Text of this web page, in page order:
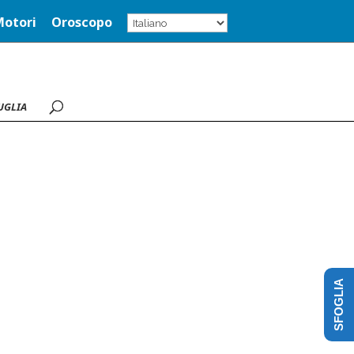
Oroscopo
SFOGLIA